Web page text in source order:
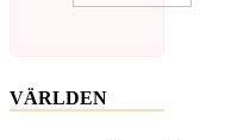
VÄRLDEN